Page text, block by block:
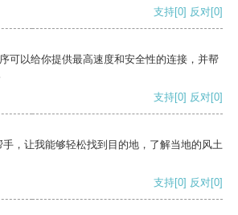
支持[0] 反对[0]
可以给你提供最高速度和安全性的连接，并帮
支持[0] 反对[0]
，让我能够轻松找到目的地，了解当地的风土
支持[0] 反对[0]